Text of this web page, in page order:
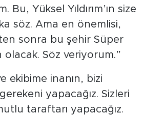
Bu, Yüksel Yıldırım’ın size
söz. Ama en önemlisi,
sonra bu şehir Süper
olacak. Söz veriyorum.”
ekibime inanın, bizi
yapacağız. Sizleri
taraftarı yapacağız.